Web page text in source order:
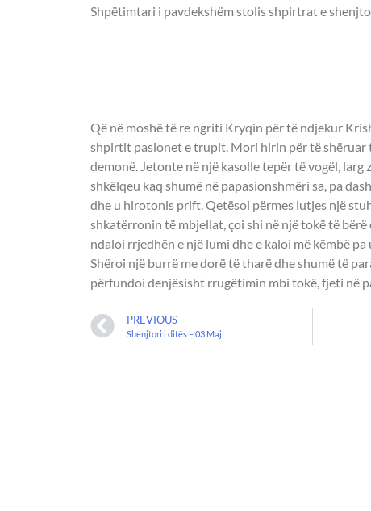
Shpëtimtari i pavdekshëm stolis shpirtrat e
Që në moshë të re ngriti Kryqin për të ndjekur
shpirtit pasionet e trupit. Mori hirin për të shëruar
demonë. Jetonte në një kasolle tepër të vogël, larg
shkëlqeu kaq shumë në papasionshmëri sa, pa
dhe u hirotonis prift. Qetësoi përmes lutjes një
shkatërronin të mbjellat, çoi shi në një tokë të
ndaloi rrjedhën e një lumi dhe e kaloi më këmbë
Shëroi një burrë me dorë të tharë dhe shumë të
përfundoi denjësisht rrugëtimin mbi tokë, fjeti në
PREVIOUS
Shenjtori i ditës – 03 Maj